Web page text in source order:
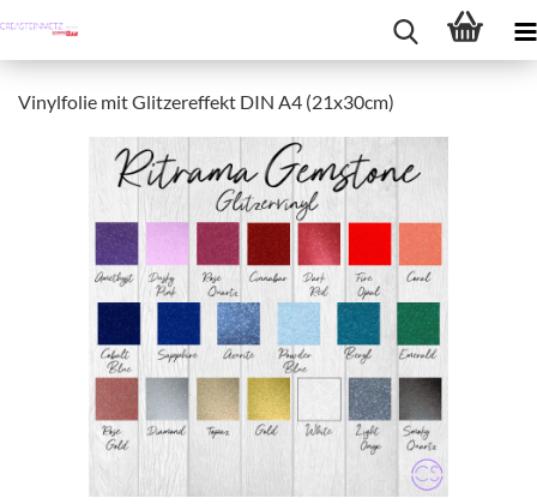
Vinylfolie mit Glitzereffekt DIN A4 (21x30cm)